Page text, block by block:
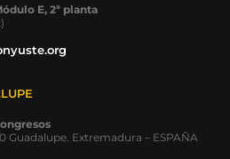
E, 2ª planta
Guadalupe. Extremadura – ESPAÑA